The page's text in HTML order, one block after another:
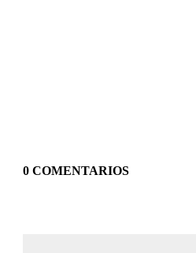
0 COMENTARIOS